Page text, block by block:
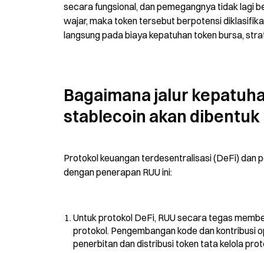
secara fungsional, dan pemegangnya tidak lagi
wajar, maka token tersebut berpotensi
langsung pada biaya kepatuhan token bursa,
Bagaimana jalur
stablecoin akan dibentuk
Protokol keuangan terdesentralisasi (DeFi) dan
dengan penerapan RUU ini:
Untuk protokol DeFi, RUU secara tegas
protokol. Pengembangan kode dan kontribusi
penerbitan dan distribusi token tata kelola